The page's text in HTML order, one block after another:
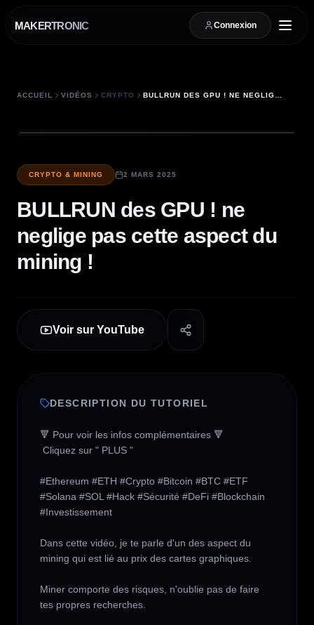
MAKERTRONIC Connexion
ACCUEIL VIDÉOS CRYPTO
CRYPTO & MINING 2 MARS 2025
BULLRUN des GPU ! ne
neglige pas cette aspect du
mining !
Voir sur YouTube
DESCRIPTION DU TUTORIEL
🔻 Pour voir les infos complémentaires 🔻
#Ethereum #ETH #Crypto #Bitcoin #BTC #ETF
#Solana #SOL #Hack #Sécurité #DeFi #Blockchain
#Investissement
Dans cette vidéo, je te parle d'un des aspect du
mining qui est lié au prix des cartes graphiques.
Miner comporte des risques, n'oublie pas de faire
tes propres recherches.